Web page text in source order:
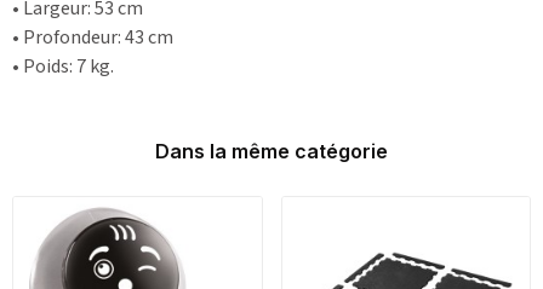
• Largeur: 53 cm
• Profondeur: 43 cm
• Poids: 7 kg.
Dans la même catégorie